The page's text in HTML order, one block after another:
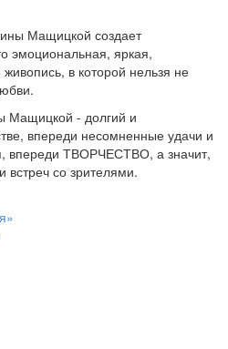
Мащицкой создает
эмоциональная, яркая,
в которой нельзя не
Мащицкой - долгий и
впереди несомненные удачи и
впереди ТВОРЧЕСТВО, а значит,
встреч со зрителями.